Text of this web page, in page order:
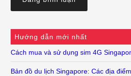
Hướng dẫn mới nhất
Cách mua và sử dụng sim 4G
Bản đồ du lịch Singapore: Các địa